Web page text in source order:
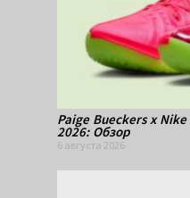
Paige Bueckers x Nike
2026: Обзор
6 августа 2026